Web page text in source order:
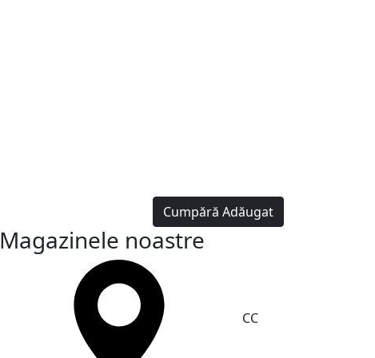
Cumpără Adăugat
Magazinele noastre
CC